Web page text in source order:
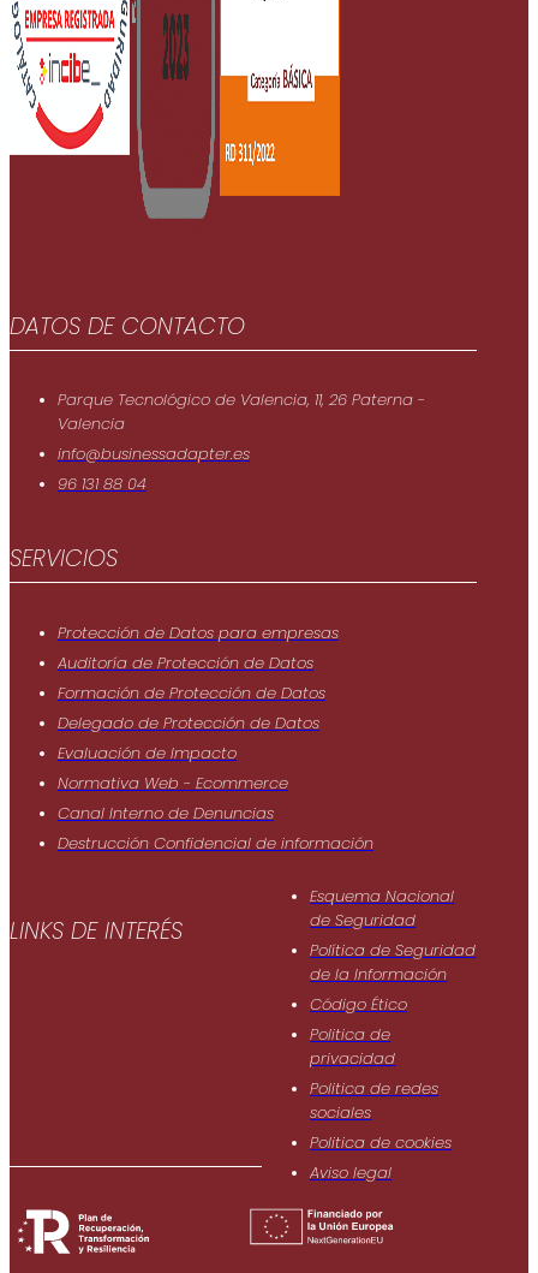
DATOS DE CONTACTO
Parque Tecnológico de Valencia, 11, 26 Paterna -
Valencia
info@businessadapter.es
96 131 88 04
SERVICIOS
Protección de Datos para empresas
Auditoría de Protección de Datos
Formación de Protección de Datos
Delegado de Protección de Datos
Evaluación de Impacto
Normativa Web - Ecommerce
Canal Interno de Denuncias
Destrucción Confidencial de información
LINKS DE INTERÉS
Esquema Nacional
de Seguridad
Política de Seguridad
de Ia Información
Código Ético
Politica de
privacidad
Politica de redes
sociales
Politica de cookies
Aviso legal